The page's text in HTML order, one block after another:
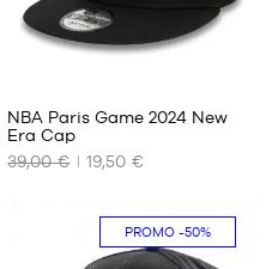
UNSERE
VERFÜGBAREN
NBA Paris Game 2024 New
Era Cap
39,00 €
19,50 €
PROMO-50%